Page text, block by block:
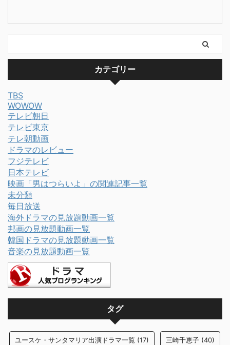
カテゴリー
TBS
WOWOW
テレビ朝日
テレビ東京
テレ朝動画
ドラマのレビュー
フジテレビ
日本テレビ
映画「男はつらいよ」の関連記事一覧
未分類
毎日放送
海外ドラマの見放題動画一覧
邦画の見放題動画一覧
韓国ドラマの見放題動画一覧
音楽の見放題動画一覧
タグ
ユースケ・サンタマリア出演ドラマ一覧 (17) 三崎千恵子 (40)